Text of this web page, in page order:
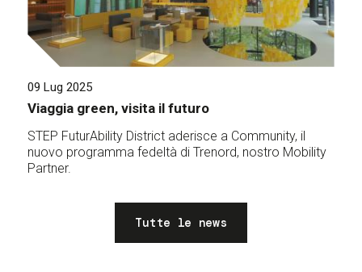
09 Lug 2025
Viaggia green, visita il futuro
STEP FuturAbility District aderisce a Community, il
nuovo programma fedeltà di Trenord, nostro Mobility
Partner.
Tutte le news